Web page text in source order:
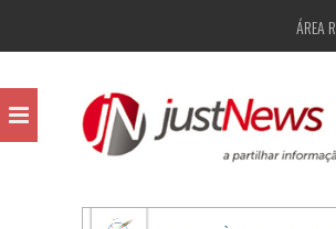
ÁREA